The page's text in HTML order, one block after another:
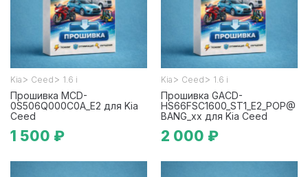
Kia > Ceed > 1.6 i
Прошивка MCD-
0S506Q000C0A_E2 для Kia
Ceed
1 500 ₽
Kia > Ceed > 1.6 i
Прошивка GACD-
HS66FSC1600_ST1_E2_POP@
BANG_xx для Kia Ceed
2 000 ₽